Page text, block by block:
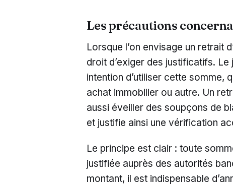
Les précautions
Lorsque l’on envisage un retrait
droit d’exiger des justificatifs.
intention d’utiliser cette somme,
achat immobilier ou autre. Un
aussi éveiller des soupçons de
et justifie ainsi une vérification
Le principe est clair : toute
justifiée auprès des autorités
montant, il est indispensable